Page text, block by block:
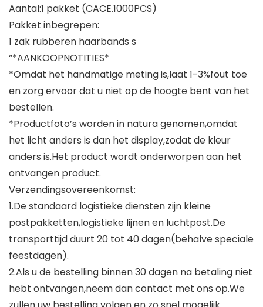
Aantal:1 pakket (CACE.1000PCS)
Pakket inbegrepen:
1 zak rubberen haarbands s
“*AANKOOPNOTITIES*
*Omdat het handmatige meting is,laat 1-3%fout toe
en zorg ervoor dat u niet op de hoogte bent van het
bestellen.
*Productfoto’s worden in natura genomen,omdat
het licht anders is dan het display,zodat de kleur
anders is.Het product wordt onderworpen aan het
ontvangen product.
Verzendingsovereenkomst:
1.De standaard logistieke diensten zijn kleine
postpakketten,logistieke lijnen en luchtpost.De
transporttijd duurt 20 tot 40 dagen(behalve speciale
feestdagen).
2.Als u de bestelling binnen 30 dagen na betaling niet
hebt ontvangen,neem dan contact met ons op.We